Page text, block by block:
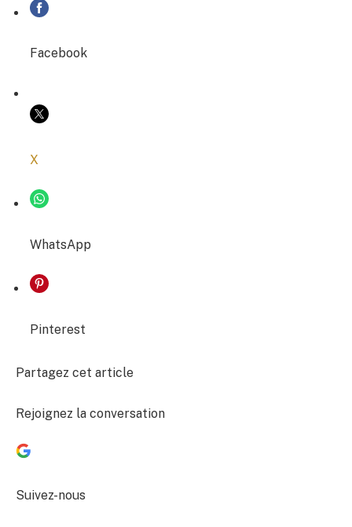
COPIER LE LIEN
Facebook
X
WhatsApp
Pinterest
Partagez cet article
Rejoignez la conversation
Suivez-nous